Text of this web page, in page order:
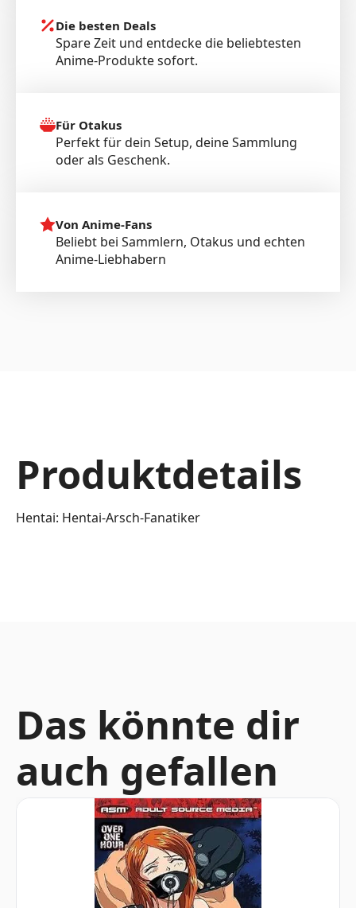
Die besten Deals
Spare Zeit und entdecke die beliebtesten
Anime-Produkte sofort.
Für Otakus
Perfekt für dein Setup, deine Sammlung
oder als Geschenk.
Von Anime-Fans
Beliebt bei Sammlern, Otakus und echten
Anime-Liebhabern
Produktdetails
Hentai: Hentai-Arsch-Fanatiker
Das könnte dir
auch gefallen